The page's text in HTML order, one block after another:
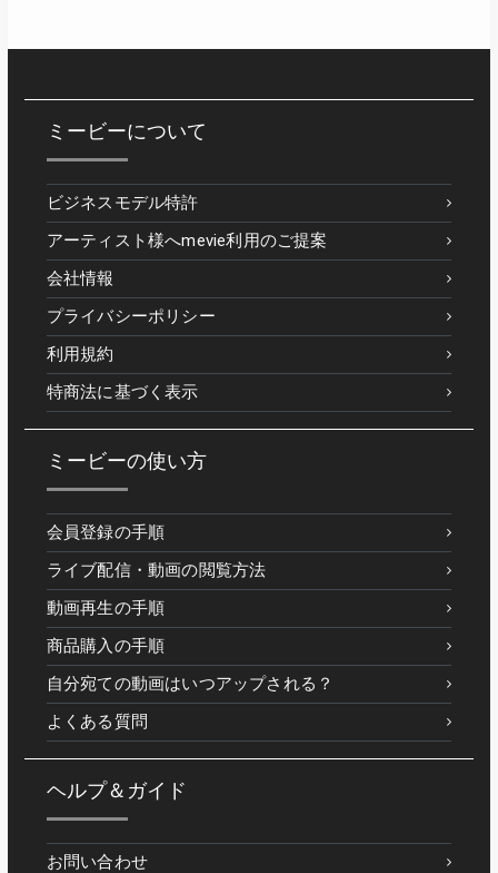
ミービーについて
ビジネスモデル特許
アーティスト様へmevie利用のご提案
会社情報
プライバシーポリシー
利用規約
特商法に基づく表示
ミービーの使い方
会員登録の手順
ライブ配信・動画の閲覧方法
動画再生の手順
商品購入の手順
自分宛ての動画はいつアップされる？
よくある質問
ヘルプ＆ガイド
お問い合わせ